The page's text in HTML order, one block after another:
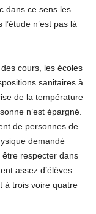
dans ce sens les
n’est pas là
cours, les écoles
sanitaires à
de la température
n’est épargné.
de personnes de
demandé
être respecter dans
assez d’élèves
à trois voire quatre